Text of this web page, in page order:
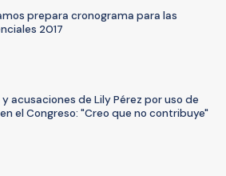
prepara cronograma para las
2017
acusaciones de Lily Pérez por uso de
el Congreso: "Creo que no contribuye"